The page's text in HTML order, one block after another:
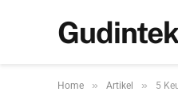
Gudintek
Home » Artikel » 5